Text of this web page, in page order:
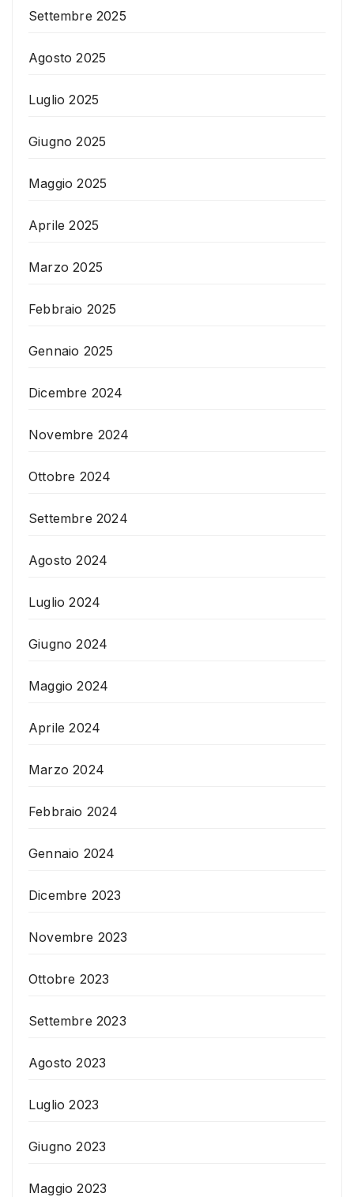
Settembre 2025
Agosto 2025
Luglio 2025
Giugno 2025
Maggio 2025
Aprile 2025
Marzo 2025
Febbraio 2025
Gennaio 2025
Dicembre 2024
Novembre 2024
Ottobre 2024
Settembre 2024
Agosto 2024
Luglio 2024
Giugno 2024
Maggio 2024
Aprile 2024
Marzo 2024
Febbraio 2024
Gennaio 2024
Dicembre 2023
Novembre 2023
Ottobre 2023
Settembre 2023
Agosto 2023
Luglio 2023
Giugno 2023
Maggio 2023